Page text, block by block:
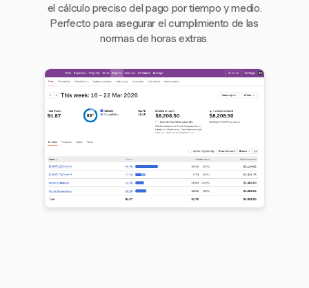
el cálculo preciso del pago por tiempo y medio.
Perfecto para asegurar el cumplimiento de las
normas de horas extras.